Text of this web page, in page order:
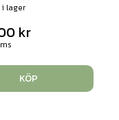
lager
kr
KÖP